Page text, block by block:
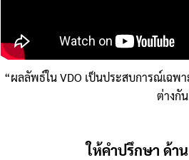
“ผลลัพธ์ใน VDO เป็นประสบการณ์เฉ
ต่างกั
ให้คำปรึกษา ด้า